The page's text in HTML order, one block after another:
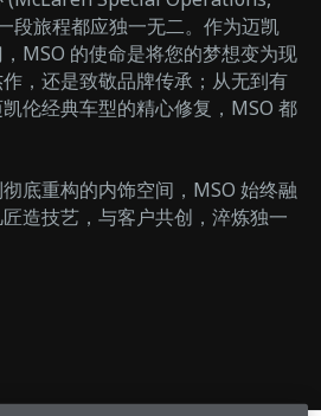
段旅程都应独一无二。作为迈凯
MSO 的使命是将您的梦想变为现
，还是致敬品牌传承；从无到有
伦经典车型的精心修复，MSO 都
底重构的内饰空间，MSO 始终融
造技艺，与客户共创，淬炼独一